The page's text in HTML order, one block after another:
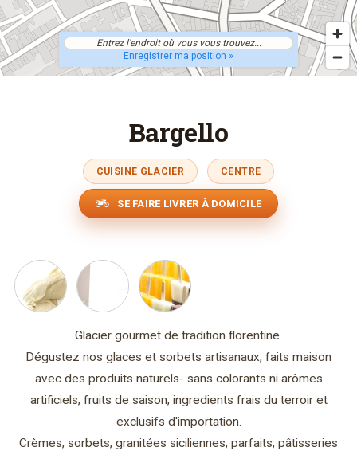
Enregistrer ma position »
Bargello
CUISINE GLACIER CENTRE
SE FAIRE LIVRER À DOMICILE
Glacier gourmet de tradition florentine.
Dégustez nos glaces et sorbets artisanaux, faits maison
avec des produits naturels- sans colorants ni arômes
artificiels, fruits de saison, ingredients frais du terroir et
exclusifs d'importation.
Crèmes, sorbets, granitées siciliennes, parfaits, pâtisseries